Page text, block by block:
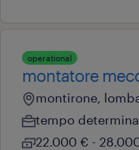
operational
montatore
montirone,
tempo
22.000 € -